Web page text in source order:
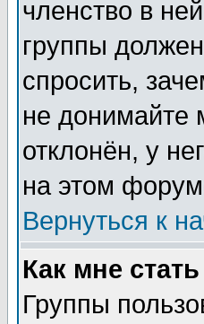
членство в
группы
спросить,
не донимайте
отклонён, у
на этом
Вернуться к
Как мне
Группы